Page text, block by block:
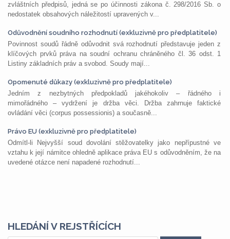
zvláštních předpisů, jedná se po účinnosti zákona č. 298/2016 Sb. o
nedostatek obsahových náležitostí upravených v...
Odůvodnění soudního rozhodnutí (exkluzivně pro předplatitele)
Povinnost soudů řádně odůvodnit svá rozhodnutí představuje jeden z
klíčových prvků práva na soudní ochranu chráněného čl. 36 odst. 1
Listiny základních práv a svobod. Soudy mají...
Opomenuté důkazy (exkluzivně pro předplatitele)
Jedním z nezbytných předpokladů jakéhokoliv – řádného i
mimořádného – vydržení je držba věci. Držba zahrnuje faktické
ovládání věci (corpus possessionis) a současně...
Právo EU (exkluzivně pro předplatitele)
Odmítl-li Nejvyšší soud dovolání stěžovatelky jako nepřípustné ve
vztahu k její námitce ohledně aplikace práva EU s odůvodněním, že na
uvedené otázce není napadené rozhodnutí...
HLEDÁNÍ V REJSTŘÍCÍCH